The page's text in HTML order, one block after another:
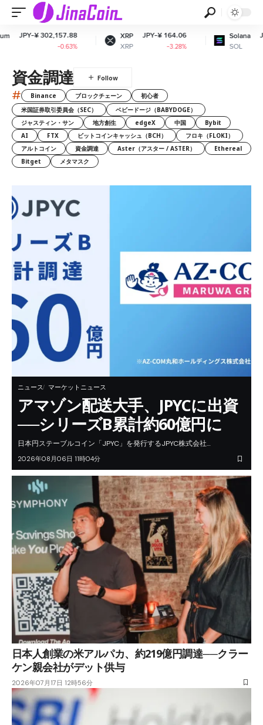
JPY-¥ 164.06
-3.28%
JPY-¥
資金調達
# Binance ブロックチェーン
初心者
米国証券取引委員会（SEC）
ベビードージ（BABYDOGE）
ジャスティン・サン
地方創生 edgeX 中国
Bybit
AI
FTX ビットコインキャッシュ（BCH）
フロキ（FLOKI）
アルトコイン
資金調達 Aster（アスター / ASTER）
Ethereal
Bitget
メタマスク
ニュース マーケットニュース
アマゾン配送大手、JPYCに出資
──シリーズB累計約60億円に
日本円ステーブルコイン「JPYC」を発行するJPYC株式会社…
2026年08月06日 11時04分
日本人創業の米アルパカ、約219億円調達──クラー
ケン親会社がデット供与
2026年07月17日 12時56分